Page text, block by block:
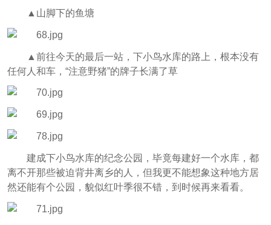
▲山脚下的鱼塘
▲前往今天的最后一站，下小鸟水库的路上，根本没有
任何人和车，“注意野猪”的牌子长满了草
建成下小鸟水库的纪念公园，毕竟每建好一个水库，都
离不开那些被迫背井离乡的人，但我更不能想象这种地方居
然还能有个公园，貌似红叶季很不错，到时候再来看看。